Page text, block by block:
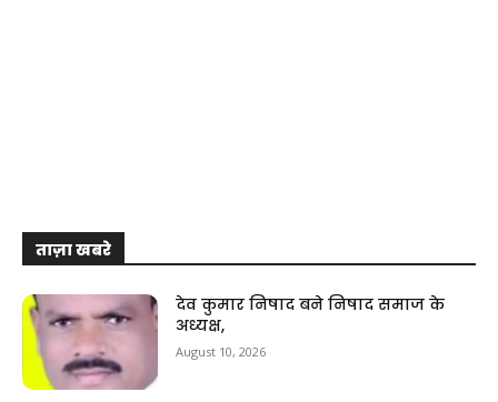
ताज़ा खबरे
देव कुमार निषाद बने निषाद समाज के
अध्यक्ष,
August 10, 2026